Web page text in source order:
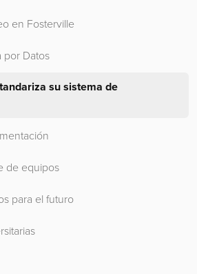
en Fosterville
por Datos
su sistema de
de equipos
para el futuro